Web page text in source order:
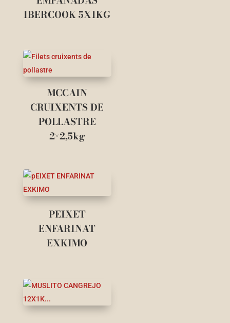
IBERCOOK 5X1KG
MCCAIN
CRUIXENTS DE
POLLASTRE
2×2,5kg
PEIXET
ENFARINAT
EXKIMO